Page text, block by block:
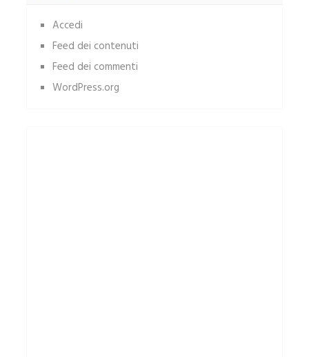
Accedi
Feed dei contenuti
Feed dei commenti
WordPress.org